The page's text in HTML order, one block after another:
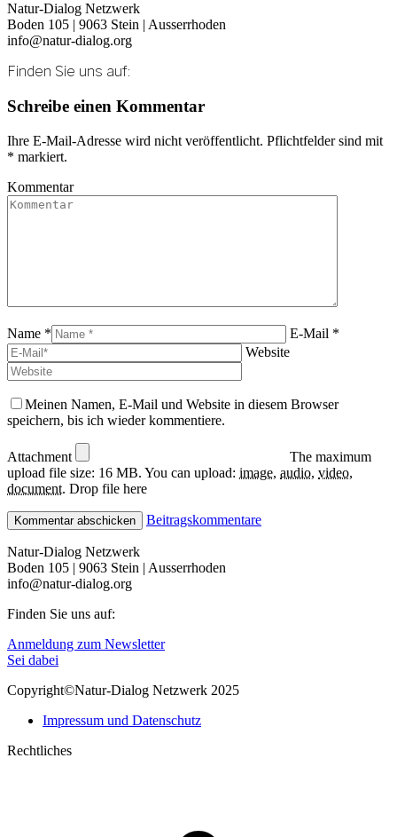
Natur-Dialog Netzwerk
Boden 105 | 9063 Stein | Ausserrhoden
info@natur-dialog.org
Finden Sie uns auf:
Linkedin
page
opens
in
new
window
E-
Mail
page
opens
new
window
Schreibe einen Kommentar
Ihre E-Mail-Adresse wird nicht veröffentlicht. Pflichtfelder sind mit
* markiert.
Kommentar
Name *
E-Mail *
Website
Meinen Namen, E-Mail und Website in diesem Browser
speichern, bis ich wieder kommentiere.
Attachment
The maximum
upload file size: 16 MB. You can upload: image, audio, video,
document. Drop file here
Beitragskommentare
Natur-Dialog Netzwerk
Boden 105 | 9063 Stein | Ausserrhoden
info@natur-dialog.org
Finden Sie uns auf:
Linkedin
page
in
window
E-
Mail
opens
new
Anmeldung zum Newsletter
Sei dabei
Copyright©Natur-Dialog Netzwerk 2025
Impressum und Datenschutz
Rechtliches